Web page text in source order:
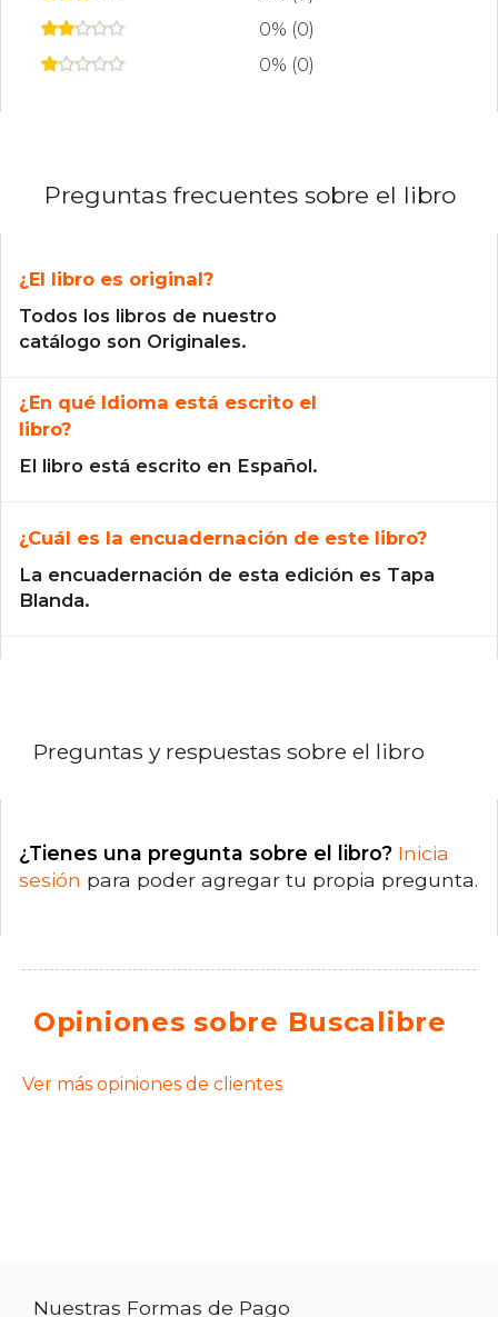
0% (0)
0% (0)
Preguntas frecuentes sobre el libro
¿El libro es original?
Todos los libros de nuestro
catálogo son Originales.
¿En qué Idioma está escrito el
libro?
El libro está escrito en Español.
¿Cuál es la encuadernación de este libro?
La encuadernación de esta edición es Tapa
Blanda.
Preguntas y respuestas sobre el libro
¿Tienes una pregunta sobre el libro? Inicia
sesión para poder agregar tu propia pregunta.
Opiniones sobre Buscalibre
Ver más opiniones de clientes
Nuestras Formas de Pago